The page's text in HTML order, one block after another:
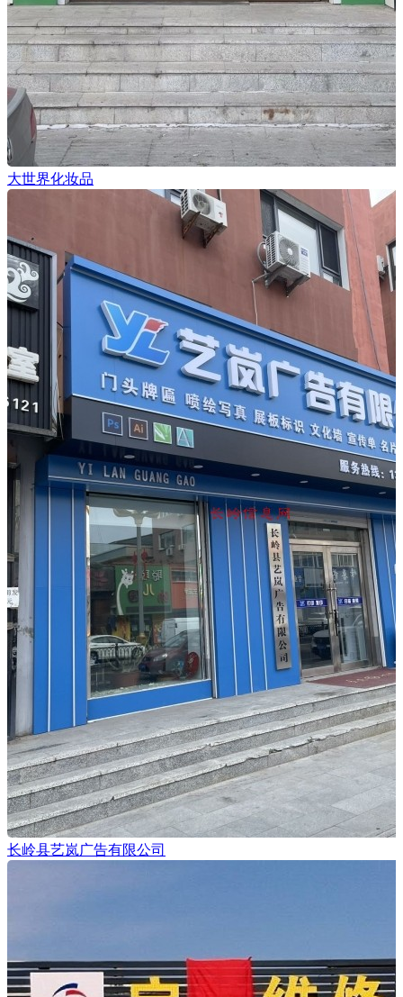
大世界化妆品
长岭县艺岚广告有限公司